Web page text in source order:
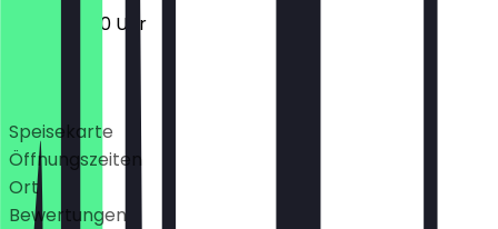
12:00 - 18:00 Uhr
Speisekarte
Öffnungszeiten
Ort
Bewertungen